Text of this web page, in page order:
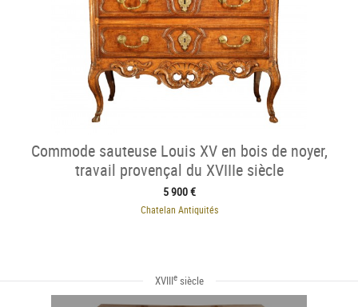
Commode sauteuse Louis XV en bois de noyer,
travail provençal du XVIIIe siècle
5 900 €
Chatelan Antiquités
XVIIIesiècle